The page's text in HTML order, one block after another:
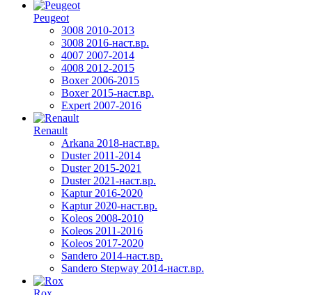
Peugeot
3008 2010-2013
3008 2016-наст.вр.
4007 2007-2014
4008 2012-2015
Boxer 2006-2015
Boxer 2015-наст.вр.
Expert 2007-2016
Renault
Arkana 2018-наст.вр.
Duster 2011-2014
Duster 2015-2021
Duster 2021-наст.вр.
Kaptur 2016-2020
Kaptur 2020-наст.вр.
Koleos 2008-2010
Koleos 2011-2016
Koleos 2017-2020
Sandero 2014-наст.вр.
Sandero Stepway 2014-наст.вр.